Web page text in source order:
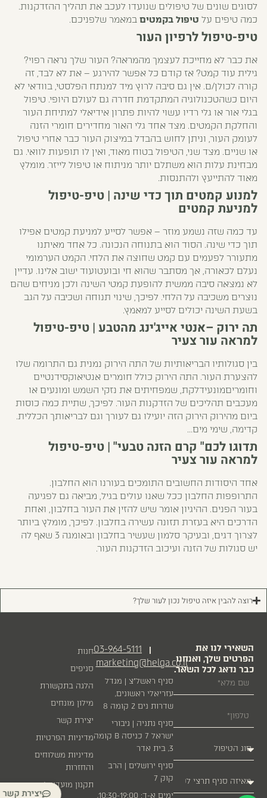
לסוגים שונים של טיפולים שנועדו לעכב את תהליך ההזדקנות.
כמה טיפים על טיפול בקמטים במאמר שלפניכם.
טיפ-טיפול לרפיון העור
את כבר לא מחייכת לעצמך מהמראה? העור שלך נראה רפוי?
גילית עוד קמט? אז קודם כל אפשר להירגע – את לא לבד, זה
קורה לכולן/ם. אין גם סיבה לרוץ מיד למנתח הפלסטי, בוודאי לא
היום כשהטכנולוגיה המתקדמת חדרה גם לעולם היופי. טיפול
בגלי אור או גלי רדיו עשוי להיות פתרון אידיאלי למתיחת העור
והחלקת הקמטים. מצד אחד גלי האור מחדירים חומרי הזנה
לעומק העור, וניתן לחוש בהבדל במיצוק העור כבר אחרי טיפול
או שניים. מצד שני, הטיפול בטוח מאוד, ואין לו תופעות לוואי. גם
מבחינת עלות הוא משתלם יותר מניתוח או טיפול לייזר. מומלץ
מאוד להתייעץ ולהתנסות.
למנוע קמטים תוך כדי שינה | טיפ-טיפול
למניעת קמטים
עד כמה שזה נשמע מוזר – אפשר לסייע למניעת קמטים אפילו
תוך כדי שינה. הסוד הוא בתנוחה הנכונה. כל אחד מאיתנו
מתעורר לפעמים עם קמט שחוצה את הלחי. הקמט הערמומי
נעלם לכאורה, אך מסתבר שהוא חי ובועטועוד ישוב אלינו. עדיין
לא נמצאה סיבה ממשית להופעת קמטי השינה ולכן מניחים שהם
נוצרים משכיבה על הלחי. לפיכך, שינוי תנוחה ושכיבה על הגב
בשעת השינה יכולים לסייע למאמץ.
תה ירוק –אנטי אייג'ינג מהטבע | טיפ-טיפול
למראה עור צעיר
בין סגולותיו הבריאותיות של התה הירוק נמנית גם התרומה שלו
להצערת העור. התה הירוק כולל חומרים אנטיאוקסידנטיים
וחומריםמונעידלקת, שמפחיתים את נזקי השמש ומונעים או
מעכבים תהליכים של הזדקנות העור. לפיכך, שתיית כמה כוסות
ביום מהירוק הירוק הזה יועילו גם לעורך וגם לבריאותך הכללית.
קדימה, שימי מים…
תדוגו לכם" קרם הזנה טבעי" | טיפ-טיפול
למראה עור צעיר
אחד היסודות החשובים התומכים בעורנו הוא החלבון.
התרופפות החלבון ככל שאנו עולים בגיל, מביאה גם לפגיעה
בעור הפנים. ההיגיון אומר שיש להזין את העור בחלבון, ואחת
הדרכים היא בעזרת תזונה עשירה בחלבון. לפיכך, מומלץ ביותר
לצרוך דגים, ובעיקר סלמון שעשיר בחלבון ובאומגה 3 שאף לה
יש סגולות של הזנה ועיכוב הזדקנות העור.
רוצה להבין איזה טיפול נכון לעור שלך?
03-964-5111 |
marketing@helga.co.il
סניף ראשל״צ | מגדל
עזריאלי ראשונים,
שדרות נים 2 קומה 8
סניף נתניה | גיבורי
ישראל 7 כניסה B קומה
3, בית אדר
סניף ירושלים | הרב
קוק 7
ימים א-ד: 10:30-19:00,
חנות
סניפים
הלגה בתקשורת
מילון מונחים
יצירת קשר
מדיניות הפרטיות
מדיניות משלוחים
והחזרות
תקנון מועדון לקוחות
השאירי לנו את
הפרטים שלך, ואנחנו
כבר נדאג לכל השאר.
יצירת קשר